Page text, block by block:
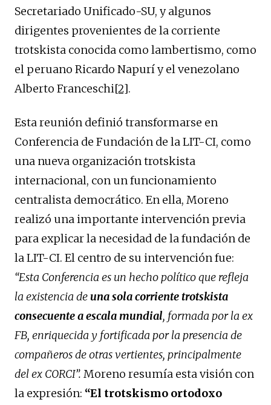
Secretariado Unificado-SU, y algunos
dirigentes provenientes de la corriente
trotskista conocida como lambertismo, como
el peruano Ricardo Napurí y el venezolano
Alberto Franceschi[2].
Esta reunión definió transformarse en
Conferencia de Fundación de la LIT-CI, como
una nueva organización trotskista
internacional, con un funcionamiento
centralista democrático. En ella, Moreno
realizó una importante intervención previa
para explicar la necesidad de la fundación de
la LIT-CI. El centro de su intervención fue:
“Esta Conferencia es un hecho político que refleja
la existencia deuna sola corriente trotskista
consecuente a escala mundial, formada por la ex
FB, enriquecida y fortificada por la presencia de
compañeros de otras vertientes, principalmente
del ex CORCI”. Moreno resumía esta visión con
la expresión: “El trotskismo ortodoxo